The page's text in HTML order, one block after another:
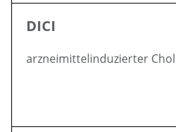
DICI
arzneimittelinduzierter